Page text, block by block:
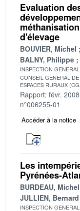
Evaluation
d'élevage
BOUVIER, Michel
BALNY, Philippe
INSPECTION
CONSEIL GENERAL
ESPACES RURAUX
Rapport: févr. 2008
n°006255-01
Accéder à la notice
Les
Pyrénées-
BURDEAU, Michel
JULLIEN, Bernard
INSPECTION